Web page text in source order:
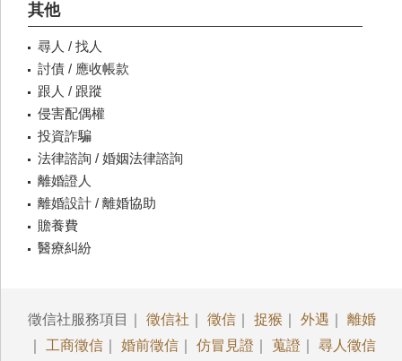
其他
尋人 / 找人
討債 / 應收帳款
跟人 / 跟蹤
侵害配偶權
投資詐騙
法律諮詢 / 婚姻法律諮詢
離婚證人
離婚設計 / 離婚協助
贍養費
醫療糾紛
徵信社服務項目｜ 徵信社 徵信 捉猴 外遇
離婚
工商徵信 婚前徵信 仿冒見證 蒐證 尋人徵信